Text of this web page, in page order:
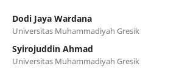
Dodi Jaya Wardana
Universitas Muhammadiyah Gresik
Syirojuddin Ahmad
Universitas Muhammadiyah Gresik